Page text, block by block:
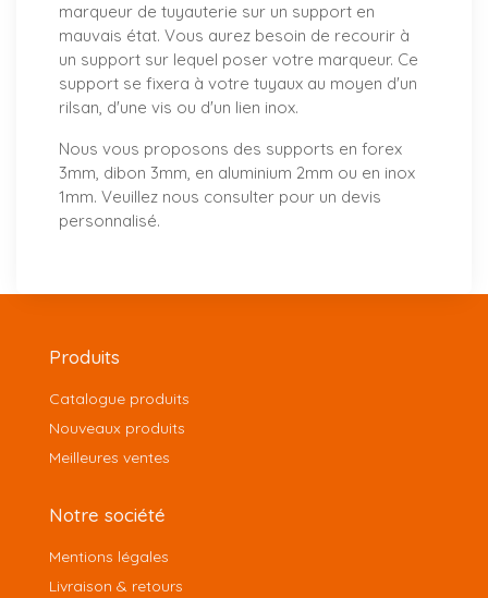
marqueur de tuyauterie sur un support en
mauvais état. Vous aurez besoin de recourir à
un support sur lequel poser votre marqueur. Ce
support se fixera à votre tuyaux au moyen d'un
rilsan, d'une vis ou d'un lien inox.
Nous vous proposons des supports en forex
3mm, dibon 3mm, en aluminium 2mm ou en inox
1mm. Veuillez nous consulter pour un devis
personnalisé.
Produits
Catalogue produits
Nouveaux produits
Meilleures ventes
Notre société
Mentions légales
Livraison & retours